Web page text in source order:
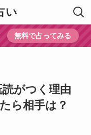
い
無料で占ってみる
がつく理由
ら相手は？